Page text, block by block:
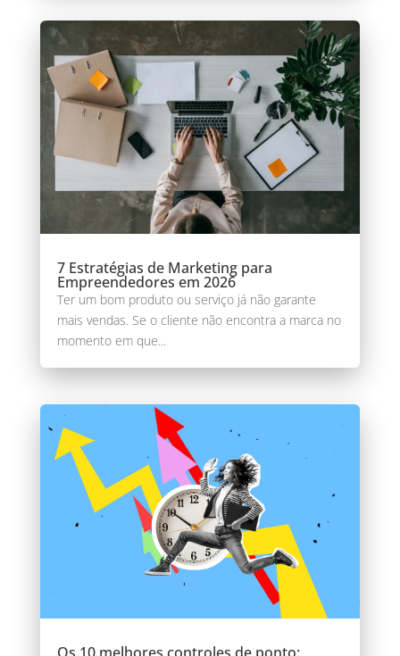
7 Estratégias de Marketing para
Empreendedores em 2026
Ter um bom produto ou serviço já não garante
mais vendas. Se o cliente não encontra a marca no
momento em que...